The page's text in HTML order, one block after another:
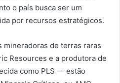
o país busca ser um
por recursos estratégicos.
de terras raras
Resources e a produtora de
como PLS — estão